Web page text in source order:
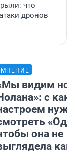
что
дронов
МНЕНИЕ
видим
с
она не
как